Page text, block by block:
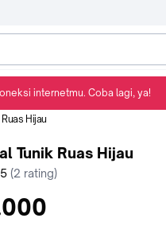
Hijau
Tunik Ruas Hijau
bintang
5 (2 rating)
internetmu. Coba lagi, ya!